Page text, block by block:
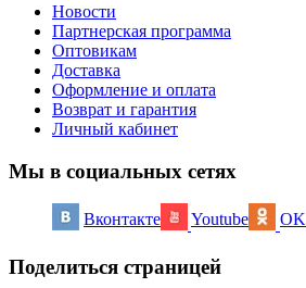
Новости
Партнерская программа
Оптовикам
Доставка
Оформление и оплата
Возврат и гарантия
Личный кабинет
Мы в социальных сетях
Вконтакте Youtube OK
Поделиться страницей